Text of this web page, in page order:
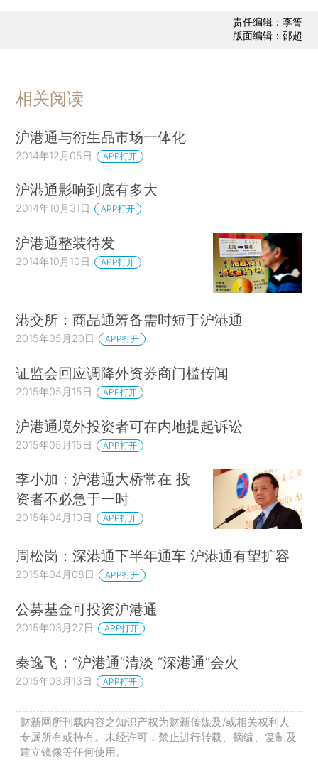
责任编辑：李箐
版面编辑：邵超
相关阅读
沪港通与衍生品市场一体化
2014年12月05日 APP打开
沪港通影响到底有多大
2014年10月31日 APP打开
沪港通整装待发
2014年10月10日 APP打开
港交所：商品通筹备需时短于沪港通
2015年05月20日 APP打开
证监会回应调降外资券商门槛传闻
2015年05月15日 APP打开
沪港通境外投资者可在内地提起诉讼
2015年05月15日 APP打开
李小加：沪港通大桥常在 投
资者不必急于一时
2015年04月10日 APP打开
周松岗：深港通下半年通车 沪港通有望扩容
2015年04月08日 APP打开
公募基金可投资沪港通
2015年03月27日 APP打开
秦逸飞：“沪港通”清淡 “深港通”会火
2015年03月13日 APP打开
财新网所刊载内容之知识产权为财新传媒及/或相关权利人
专属所有或持有。未经许可，禁止进行转载、摘编、复制及
建立镜像等任何使用。